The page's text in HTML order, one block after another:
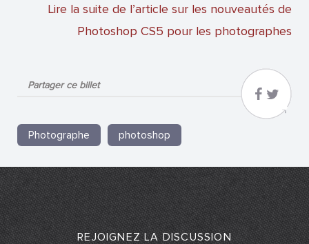
Lire la suite de l’article sur les nouveautés de
Photoshop CS5 pour les photographes
Partager ce billet
Photographe photoshop
REJOIGNEZ LA DISCUSSION